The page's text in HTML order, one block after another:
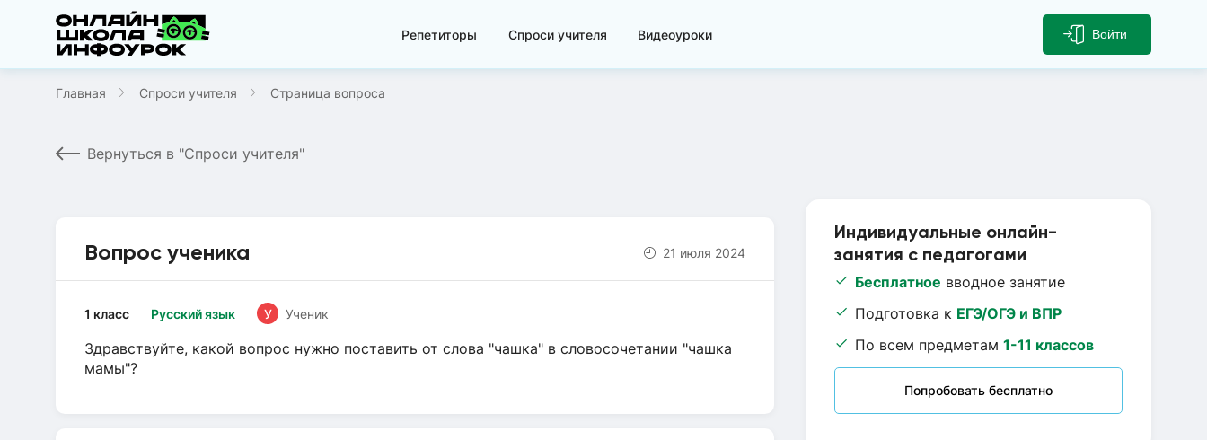
Репетиторы Спроси учителя Видеоуроки Войти
Главная Спроси учителя Страница вопроса
Вернуться в "Спроси учителя"
Индивидуальные онлайн-
занятия с педагогами
Бесплатное вводное занятие
Подготовка к ЕГЭ/ОГЭ и ВПР
По всем предметам 1-11 классов
Попробовать бесплатно
Вопрос ученика 21 июля 2024
Русский язык
1 класс У Ученик
Здравствуйте, какой вопрос нужно поставить от слова "чашка" в словосочетании "чашка
мамы"?